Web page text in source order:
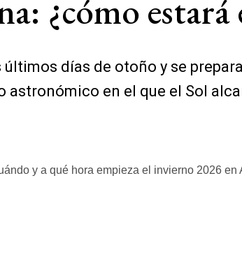
¿cómo estará
días de otoño y se
astronómico en el que el Sol